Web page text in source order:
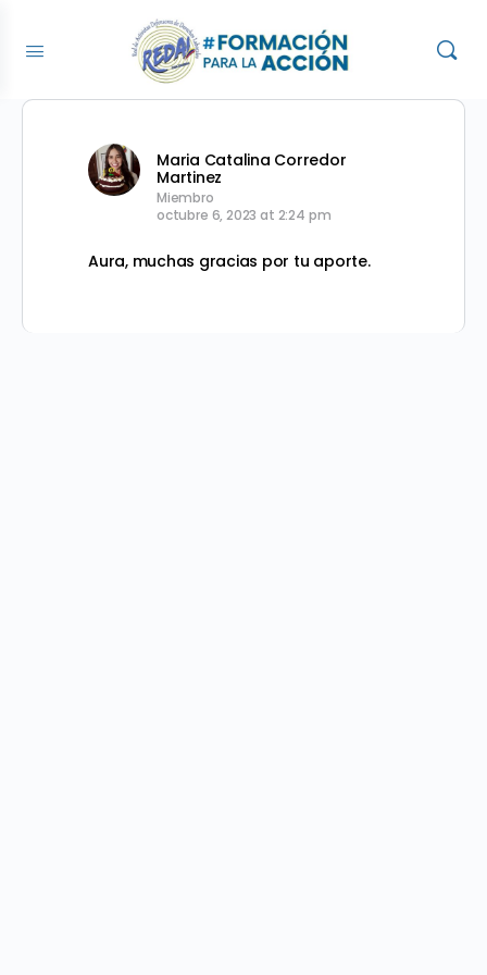
Maria Catalina Corredor
Martinez
Miembro
octubre 6, 2023 at 2:24 pm
Aura, muchas gracias por tu aporte.